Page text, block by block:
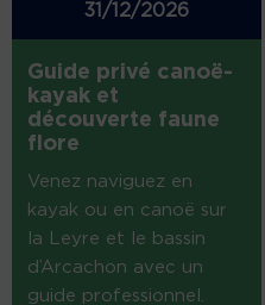
31/12/2026
Guide privé canoë-
kayak et
découverte faune
flore
Venez naviguez en
kayak ou en canoë sur
la Leyre et le bassin
d’Arcachon avec un
guide professionnel.